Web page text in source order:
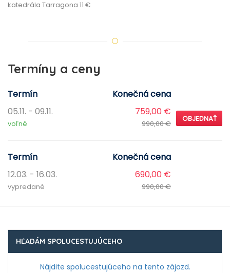
katedrála Tarragona 11 €
Termíny a ceny
Termín
Konečná cena
05.11. - 09.11.
759,00 €
990,00 €
voľné
OBJEDNAŤ
Termín
Konečná cena
12.03. - 16.03.
690,00 €
990,00 €
vypredané
HĽADÁM SPOLUCESTUJÚCEHO
Nájdite spolucestujúceho na tento zájazd.